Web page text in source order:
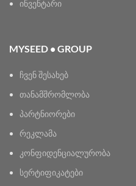
ინვენტარი
MYSEED • GROUP
ჩვენ შესახებ
თანამშრომლობა
პარტნიორები
რეკლამა
კონფიდენციალურობა
სერტიფიკატები